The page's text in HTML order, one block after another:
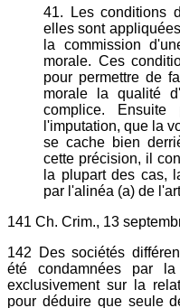
41. Les conditions
elles sont
la commission
morale. Ces
pour permettre de
morale la qualité
complice.
l'imputation, que la
se cache bien
cette précision, il
la plupart des cas,
par l'alinéa (a) de
141 Ch. Crim., 13
142 Des sociétés
été condamnées par
exclusivement sur la
pour déduire que seule